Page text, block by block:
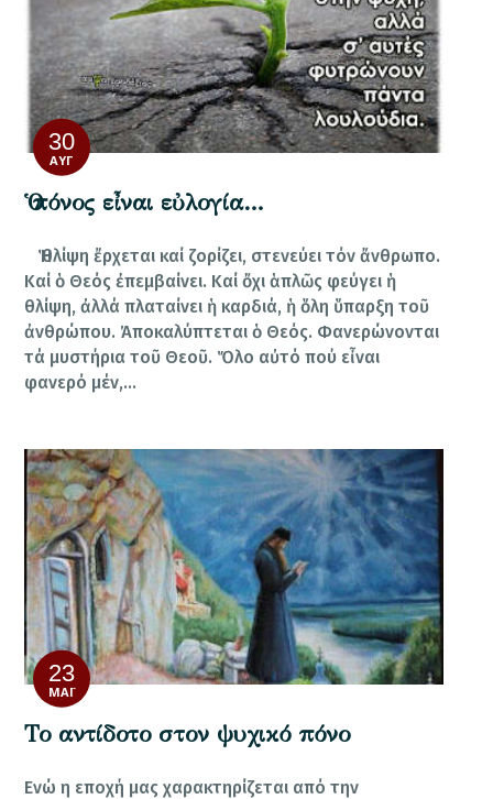
30
ΑΥΓ
Ὁ πόνος εἶναι εὐλογία…
Ἡ θλίψη ἔρχεται καί ζορίζει, στενεύει τόν ἄνθρωπο.
Καί ὁ Θεός ἐπεμβαίνει. Καί ὄχι ἁπλῶς φεύγει ἡ
θλίψη, ἀλλά πλαταίνει ἡ καρδιά, ἡ ὅλη ὕπαρξη τοῦ
ἀνθρώπου. Ἀποκαλύπτεται ὁ Θεός. Φανερώνονται
τά μυστήρια τοῦ Θεοῦ. Ὅλο αὐτό πού εἶναι
φανερό μέν,…
23
ΜΆΙ
Το αντίδοτο στον ψυχικό πόνο
Ενώ η εποχή μας χαρακτηρίζεται από την